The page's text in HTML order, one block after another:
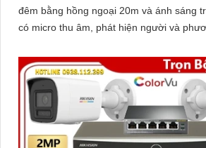
đêm bằng hồng ngoại 20m và ánh sáng trắng
có micro thu âm, phát hiện người và
DNR